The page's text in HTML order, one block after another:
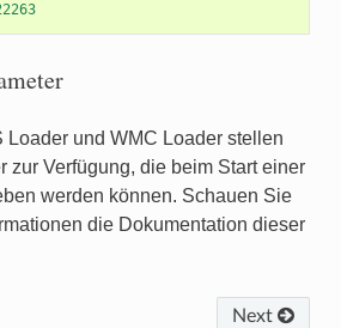
Loader und WMC Loader stellen
zur Verfügung, die beim Start einer
werden können. Schauen Sie
die Dokumentation dieser
Next